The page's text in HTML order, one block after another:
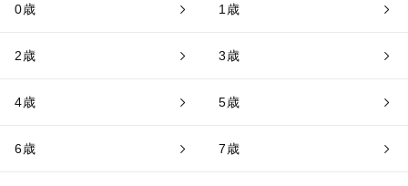
0歳 1歳
2歳 3歳
4歳 5歳
6歳 7歳